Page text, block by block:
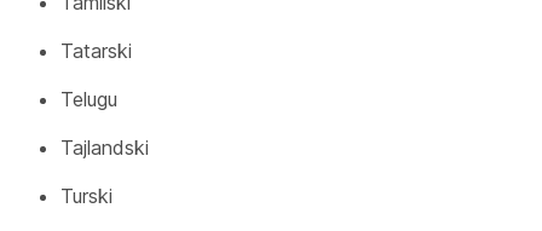
Tatarski
Telugu
Tajlandski
Turski